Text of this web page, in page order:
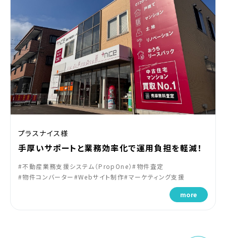
プラスナイス様
手厚いサポートと業務効率化で運用負担を軽減！
#不動産業務支援システム（PropOne）#物件査定
#物件コンバーター#Webサイト制作#マーケティング支援
more